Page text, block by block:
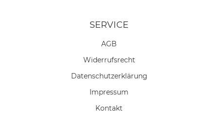
SERVICE
AGB
Widerrufs­recht
Daten­schutz­erklärung
Impressum
Kontakt